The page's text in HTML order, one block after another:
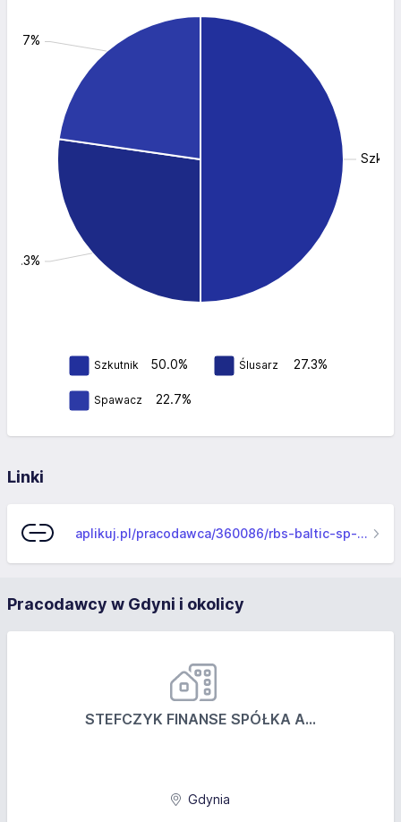
27.3%
Szkutnik 50.0% Ślusarz 27.3%
Spawacz 22.7%
Linki
aplikuj.pl/pracodawca/360086/rbs-baltic-sp-z-o-o-
Pracodawcy w Gdyni i okolicy
STEFCZYK FINANSE SPÓŁKA A...
Gdynia